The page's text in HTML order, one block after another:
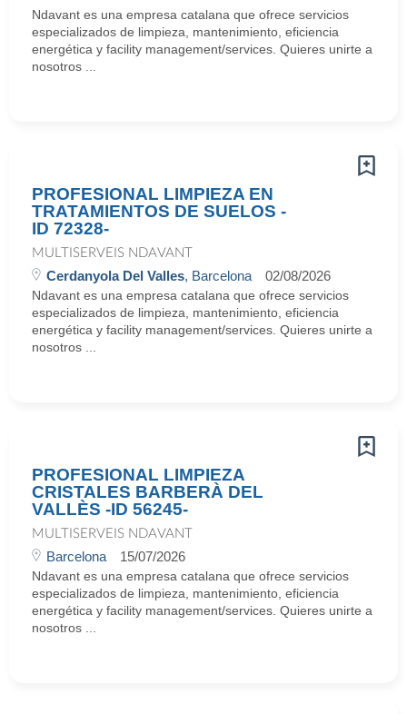
Ndavant es una empresa catalana que ofrece servicios
especializados de limpieza, mantenimiento, eficiencia
energética y facility management/services. Quieres unirte a
nosotros ...
PROFESIONAL LIMPIEZA EN
TRATAMIENTOS DE SUELOS -
ID 72328-
MULTISERVEIS NDAVANT
Cerdanyola Del Valles, Barcelona 02/08/2026
Ndavant es una empresa catalana que ofrece servicios
especializados de limpieza, mantenimiento, eficiencia
energética y facility management/services. Quieres unirte a
nosotros ...
PROFESIONAL LIMPIEZA
CRISTALES BARBERÀ DEL
VALLÈS -ID 56245-
MULTISERVEIS NDAVANT
Barcelona 15/07/2026
Ndavant es una empresa catalana que ofrece servicios
especializados de limpieza, mantenimiento, eficiencia
energética y facility management/services. Quieres unirte a
nosotros ...